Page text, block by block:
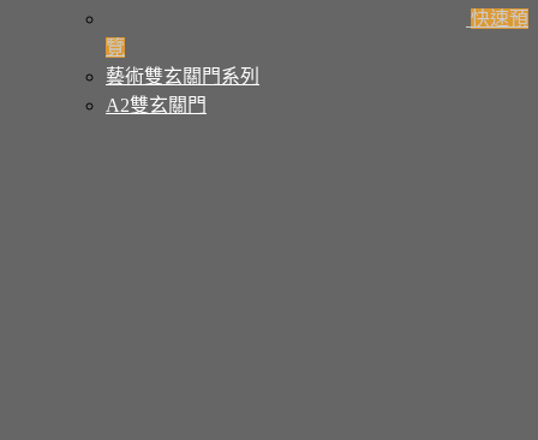
快速預
覽
藝術雙玄關門系列
A2雙玄關門